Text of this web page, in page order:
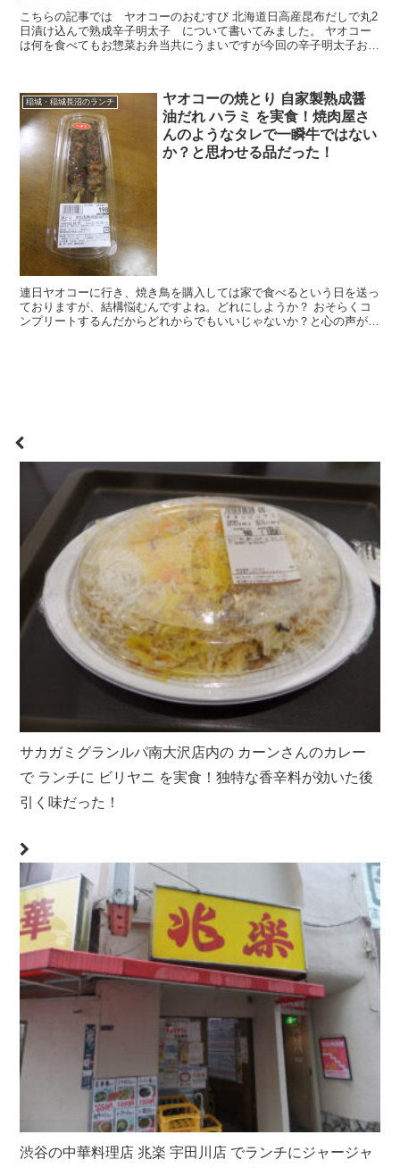
こちらの記事では ヤオコーのおむすび 北海道日高産昆布だしで丸2
日漬け込んで熟成辛子明太子 について書いてみました。 ヤオコー
は何を食べてもお惣菜お弁当共にうまいですが今回の辛子明太子おむ
稲城・稲城長沼のランチ
ヤオコーの焼とり 自家製熟成醤
油だれ ハラミ を実食！焼肉屋さ
んのようなタレで一瞬牛ではない
か？と思わせる品だった！
連日ヤオコーに行き、焼き鳥を購入しては家で食べるという日を送っ
ておりますが、結構悩むんですよね。どれにしようか？ おそらくコ
ンプリートするんだからどれからでもいいじゃないか？と心の声が聞
サカガミグランルパ南大沢店内の カーンさんのカレー
で ランチに ビリヤニ を実食！独特な香辛料が効いた後
引く味だった！
渋谷の中華料理店 兆楽 宇田川店 でランチにジャージャ